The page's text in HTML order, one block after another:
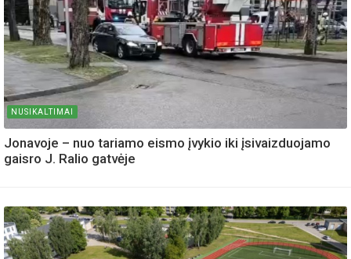
NUSIKALTIMAI
Jonavoje – nuo tariamo eismo įvykio iki įsivaizduojamo
gaisro J. Ralio gatvėje